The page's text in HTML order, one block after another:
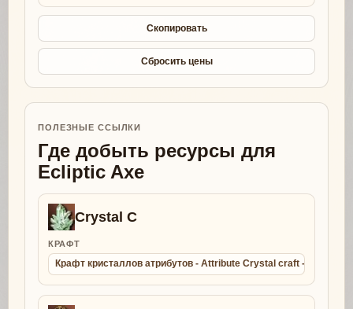
Скопировать
Сбросить цены
ПОЛЕЗНЫЕ ССЫЛКИ
Где добыть ресурсы для
Ecliptic Axe
Crystal C
КРАФТ
Крафт кристаллов атрибутов - Attribute Crystal craft -